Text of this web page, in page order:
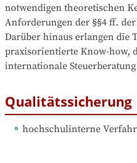
notwendigen theoretischen
Anforderungen der §§4 ff.
Darüber hinaus erlangen die
praxisorientierte Know-how,
internationale
Qualitätssicherung
hochschulinterne